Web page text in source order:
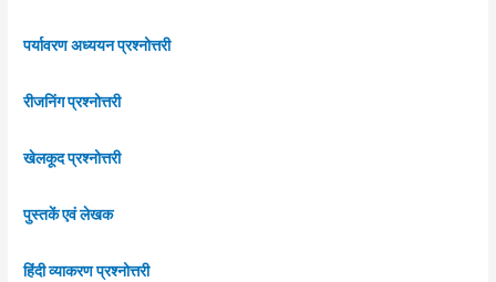
पर्यावरण अध्ययन प्रश्नोत्तरी
रीजनिंग प्रश्नोत्तरी
खेलकूद प्रश्नोत्तरी
पुस्तकें एवं लेखक
हिंदी व्याकरण प्रश्नोत्तरी